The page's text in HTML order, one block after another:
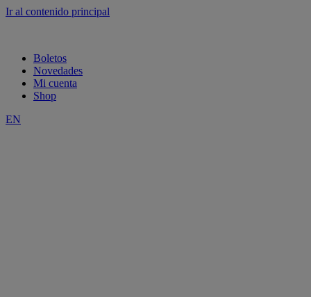
Ir al contenido principal
Boletos
Novedades
Mi cuenta
Shop
EN